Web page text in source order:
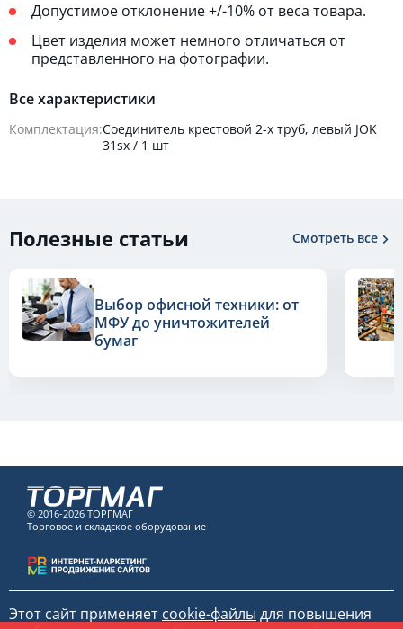
Допустимое отклонение +/-10% от веса товара.
Цвет изделия может немного отличаться от
представленного на фотографии.
Все характеристики
Комплектация:Соединитель крестовой 2-х труб, левый JOK
31sx / 1 шт
Полезные статьи Смотреть все
Выбор офисной техники: от
МФУ до уничтожителей
бумаг
© 2016-2026 ТОРГМАГ
Торговое и складское оборудование
Этот сайт применяет cookie-файлы для повышения